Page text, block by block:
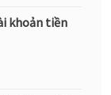
khoản tiền